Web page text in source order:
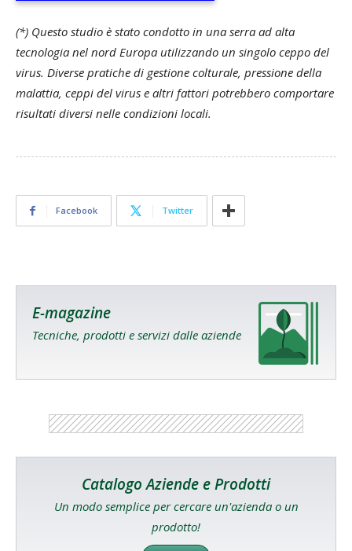
(*) Questo studio è stato condotto in una serra ad alta
tecnologia nel nord Europa utilizzando un singolo ceppo del
virus. Diverse pratiche di gestione colturale, pressione della
malattia, ceppi del virus e altri fattori potrebbero comportare
risultati diversi nelle condizioni locali.
Facebook Twitter
E-magazine
Tecniche, prodotti e servizi dalle aziende
Catalogo Aziende e Prodotti
Un modo semplice per cercare un'azienda o un
prodotto!